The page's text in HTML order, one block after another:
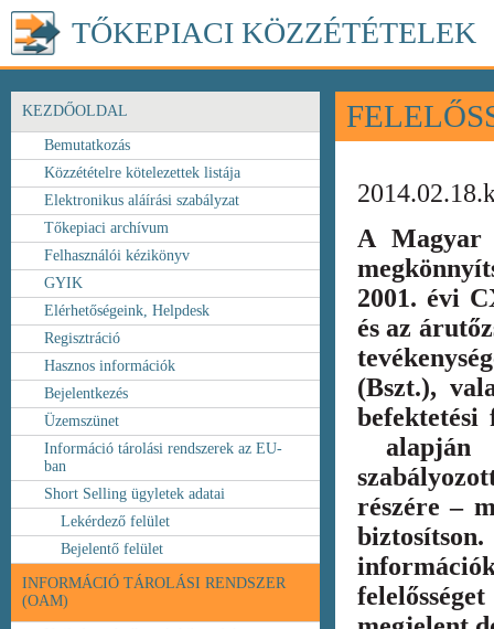
TŐKEPIACI KÖZZÉTÉTELEK
KEZDŐOLDAL
Bemutatkozás
Közzétételre kötelezettek listája
Elektronikus aláírási szabályzat
Tőkepiaci archívum
Felhasználói kézikönyv
GYIK
Elérhetőségeink, Helpdesk
Regisztráció
Hasznos információk
Bejelentkezés
Üzemszünet
Információ tárolási rendszerek az EU-
ban
Short Selling ügyletek adatai
Lekérdező felület
Bejelentő felület
INFORMÁCIÓ TÁROLÁSI RENDSZER
(OAM)
A Magyar
2001. évi
és az
(Bszt.),
alapján
részére –